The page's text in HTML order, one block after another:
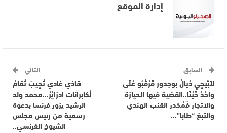
إدارة الموقع
السابق
لاَبِّيجِي دْيالْ بوجدور قَرْقْبُو عْلَى
واحْدْ خَيْنَا..القضية فيها الحيازة
والاتجار فْمُخدر القنب الهندي
والتبغ “طابا”…
التالي
هَاذِي غادِي تْجِيبْ تْمَامْ
لْكابرانات ادزايْرْ…محمد ولد
الرشيد يزور فرنسا بدعوة
رسمية من رئيس مجلس
الشيوخ الفرنسي..